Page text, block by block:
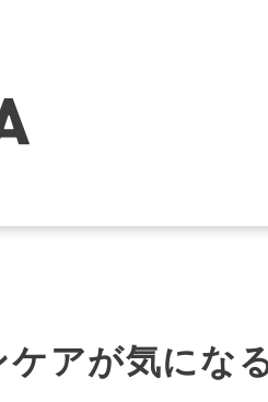
アが気にな